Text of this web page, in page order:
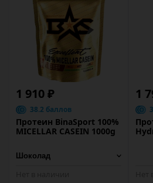
1 910 ₽
38.2 баллов
Протеин BinaSport 100%
MICELLAR CASEIN 1000g
1